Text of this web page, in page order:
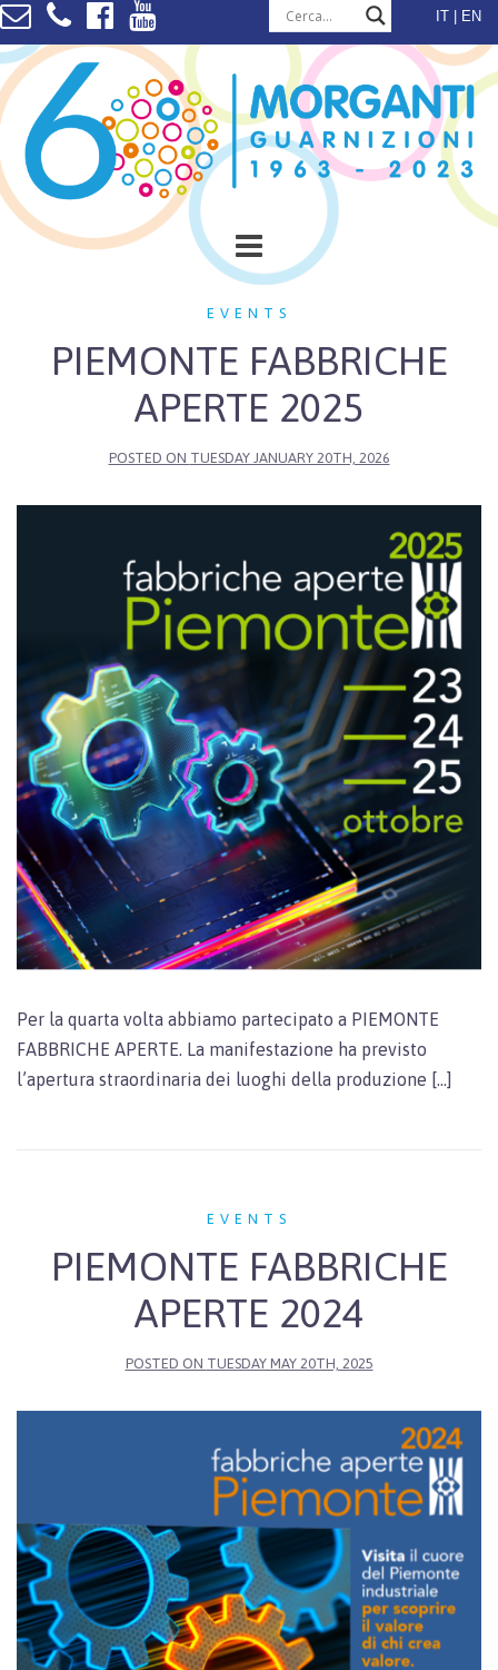
Skip
to
content
IT EN
EVENTS
PIEMONTE FABBRICHE
APERTE 2025
POSTED ON TUESDAY JANUARY 20TH, 2026
Per la quarta volta abbiamo partecipato a PIEMONTE
FABBRICHE APERTE. La manifestazione ha previsto
l’apertura straordinaria dei luoghi della produzione […]
EVENTS
PIEMONTE FABBRICHE
APERTE 2024
POSTED ON TUESDAY MAY 20TH, 2025